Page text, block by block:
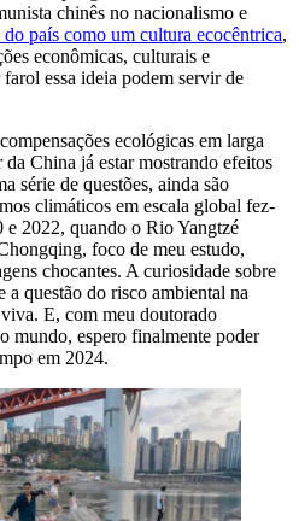
chinês no nacionalismo e
país como um cultura ecocêntrica,
econômicas, culturais e
essa ideia podem servir de
ecológicas em larga
China já estar mostrando efeitos
série de questões, ainda são
climáticos em escala global fez-
e 2022, quando o Rio Yangtzé
foco de meu estudo,
chocantes. A curiosidade sobre
a questão do risco ambiental na
E, com meu doutorado
mundo, espero finalmente poder
em 2024.